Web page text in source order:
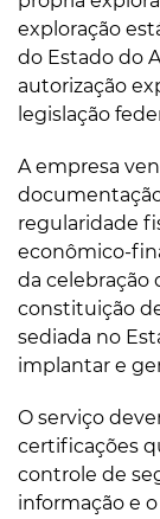
exploração
do Estado do
autorização
legislação
A empresa
regularidade
econômico-
da celebração
constituição
sediada no
implantar e
O serviço
certificações
controle de
informação e